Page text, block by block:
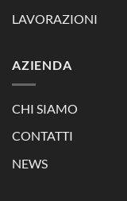
LAVORAZIONI
AZIENDA
CHI SIAMO
CONTATTI
NEWS